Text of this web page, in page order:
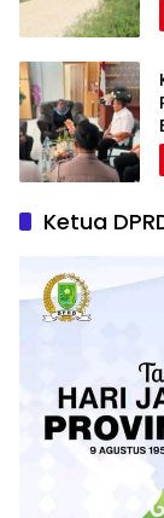
Ketua